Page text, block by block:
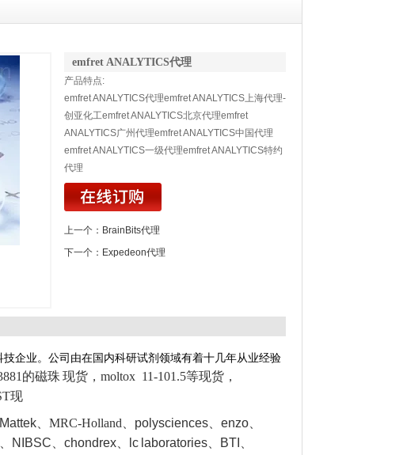
emfret ANALYTICS代理
产品特点:
emfret ANALYTICS代理emfret ANALYTICS上海代理-
创亚化工emfret ANALYTICS北京代理emfret
ANALYTICS广州代理emfret ANALYTICS中国代理
emfret ANALYTICS一级代理emfret ANALYTICS特约
代理
上一个： BrainBits代理
下一个： Expedeon代理
企业。公司由在国内科研试剂领域有着十几年从业经验
的磁珠 现货，moltox 11-101.5等现货，
现
、MRC-Holland 、polysciences、enzo、
NIBSC 、chondrex、lc laboratories、BTI